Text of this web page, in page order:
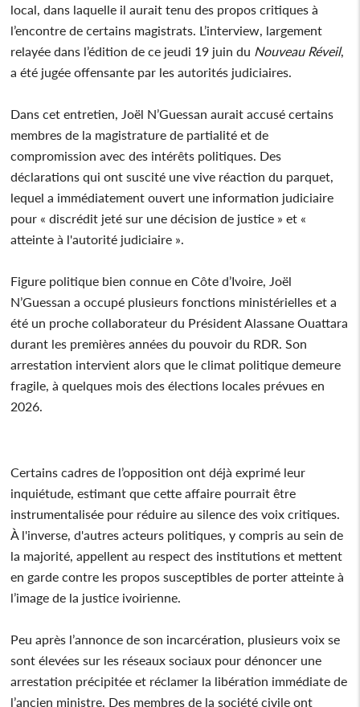
local, dans laquelle il aurait tenu des propos critiques à
l’encontre de certains magistrats. L’interview, largement
relayée dans l’édition de ce jeudi 19 juin du Nouveau Réveil,
a été jugée offensante par les autorités judiciaires.
Dans cet entretien, Joël N’Guessan aurait accusé certains
membres de la magistrature de partialité et de
compromission avec des intérêts politiques. Des
déclarations qui ont suscité une vive réaction du parquet,
lequel a immédiatement ouvert une information judiciaire
pour « discrédit jeté sur une décision de justice » et «
atteinte à l'autorité judiciaire ».
Figure politique bien connue en Côte d’Ivoire, Joël
N’Guessan a occupé plusieurs fonctions ministérielles et a
été un proche collaborateur du Président Alassane Ouattara
durant les premières années du pouvoir du RDR. Son
arrestation intervient alors que le climat politique demeure
fragile, à quelques mois des élections locales prévues en
2026.
Certains cadres de l’opposition ont déjà exprimé leur
inquiétude, estimant que cette affaire pourrait être
instrumentalisée pour réduire au silence des voix critiques.
À l'inverse, d'autres acteurs politiques, y compris au sein de
la majorité, appellent au respect des institutions et mettent
en garde contre les propos susceptibles de porter atteinte à
l’image de la justice ivoirienne.
Peu après l’annonce de son incarcération, plusieurs voix se
sont élevées sur les réseaux sociaux pour dénoncer une
arrestation précipitée et réclamer la libération immédiate de
l’ancien ministre. Des membres de la société civile ont